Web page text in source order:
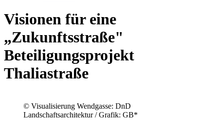
Visionen für eine
„Zukunftsstraße"
Beteiligungsprojekt
Thaliastraße
© Visualisierung Wendgasse: DnD
Landschaftsarchitektur / Grafik: GB*